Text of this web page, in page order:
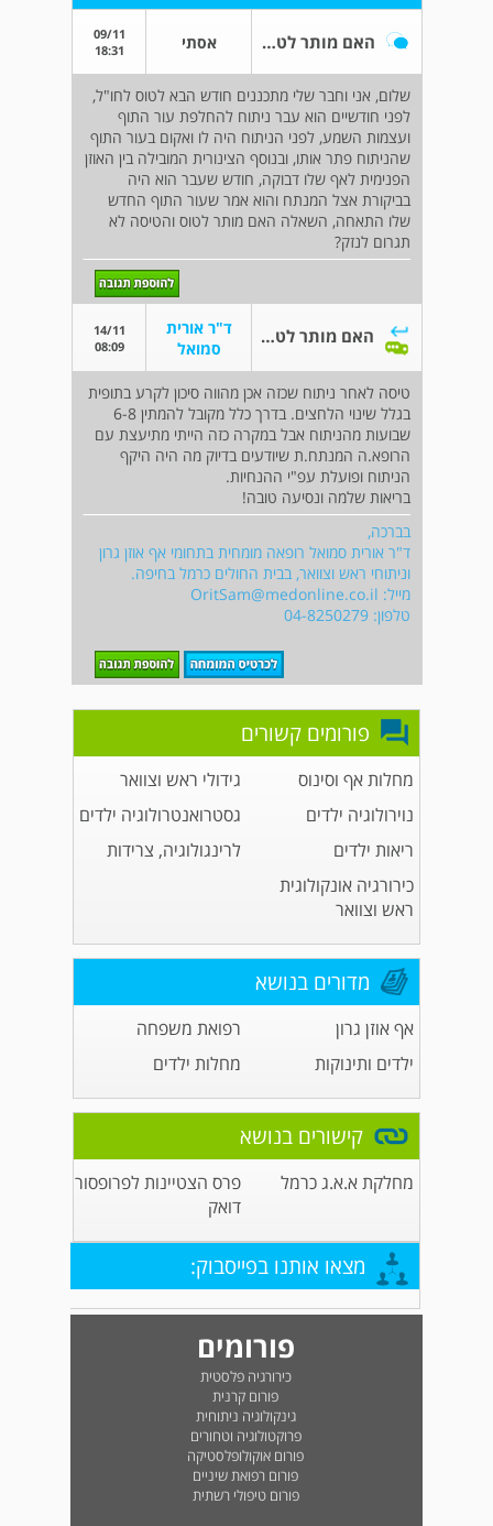
האם מותר לטוס אחרי ניתוח אסתי
09/11
18:31
שלום, אני וחבר שלי מתכננים חודש הבא לטוס לחו"ל,
לפני חודשיים הוא עבר ניתוח להחלפת עור התוף
ועצמות השמע, לפני הניתוח היה לו ואקום בעור התוף
שהניתוח פתר אותו, ובנוסף הצינורית המובילה בין האוזן
הפנימית לאף שלו דבוקה, חודש שעבר הוא היה
בביקורת אצל המנתח והוא אמר שעור התוף החדש
שלו התאחה, השאלה האם מותר לטוס והטיסה לא
תגרום לנזק?
האם מותר לטוס אחרי ניתוח
ד"ר אורית
סמואל
14/11
08:09
טיסה לאחר ניתוח שכזה אכן מהווה סיכון לקרע בתופית
בגלל שינוי הלחצים. בדרך כלל מקובל להמתין 6-8
שבועות מהניתוח אבל במקרה כזה הייתי מתיעצת עם
הרופא.ה המנתח.ת שיודעים בדיוק מה היה היקף
הניתוח ופועלת עפ"י ההנחיות.
בריאות שלמה ונסיעה טובה!
בברכה,
ד"ר אורית סמואל רופאה מומחית בתחומי אף אוזן גרון
וניתוחי ראש וצוואר, בבית החולים כרמל בחיפה.
מייל: OritSam@medonline.co.il
טלפון: 04-8250279
פורומים קשורים
מחלות אף וסינוס
גידולי ראש וצוואר
נוירולוגיה ילדים
גסטרואנטרולוגיה ילדים
ריאות ילדים
לרינגולוגיה, צרידות
כירורגיה אונקולוגית
ראש וצוואר
מדורים בנושא
אף אוזן גרון
רפואת משפחה
ילדים ותינוקות
מחלות ילדים
קישורים בנושא
מחלקת א.א.ג כרמל
פרס הצטיינות לפרופסור
דואק
מצאו אותנו בפייסבוק:
פורומים
כירורגיה פלסטית
פורום קרנית
גינקולוגיה ניתוחית
פרוקטולוגיה וטחורים
פורום אוקולופלסטיקה
פורום רפואת שיניים
פורום טיפולי רשתית